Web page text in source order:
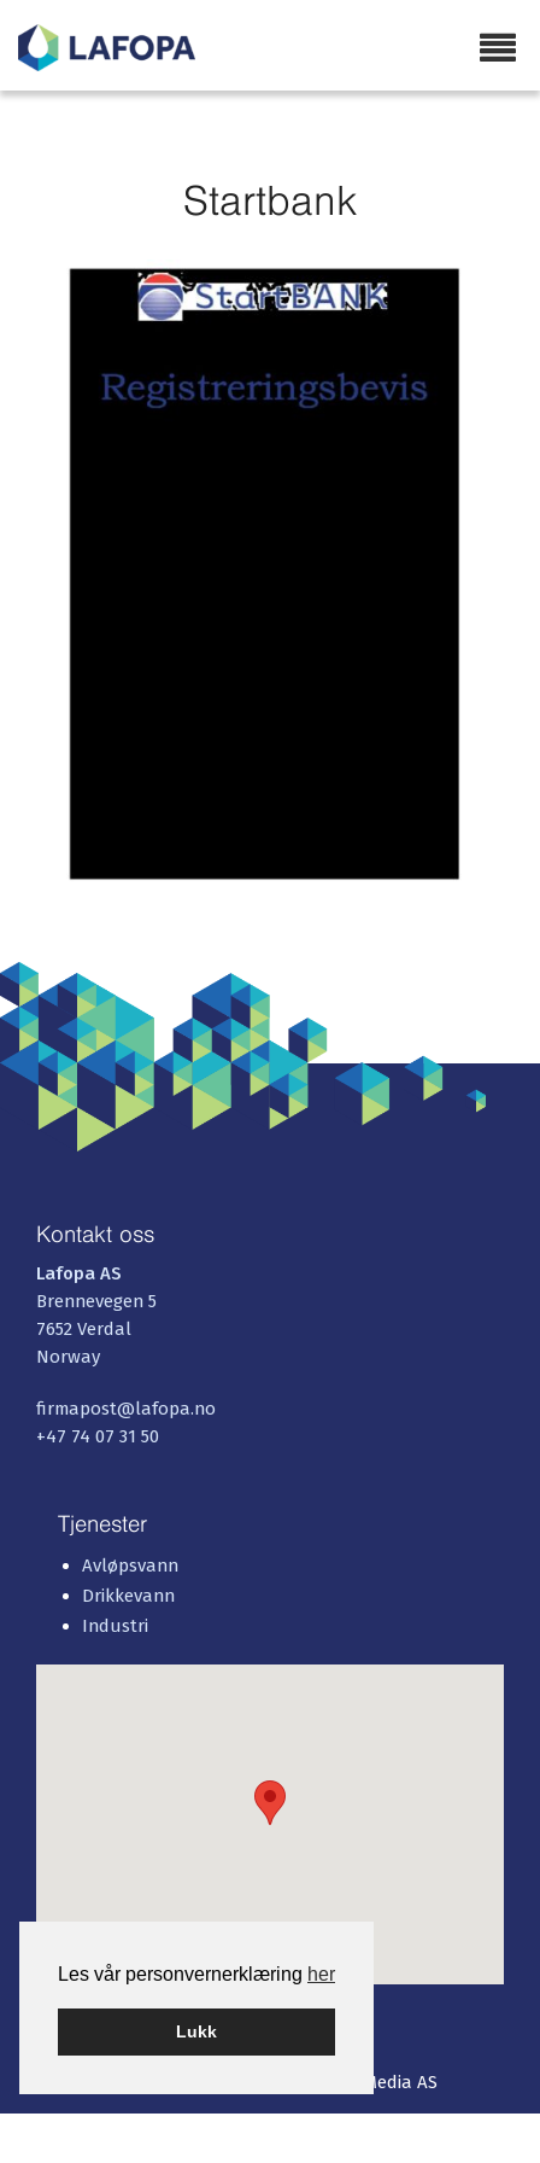
Les vår personvernerklæring her
Lukk
Lafopa.no
Startbank
Kontakt oss
Lafopa AS
Brennevegen 5
7652 Verdal
Norway
firmapost@lafopa.no
+47 74 07 31 50
Tjenester
Avløpsvann
Drikkevann
Industri
Smart Media AS